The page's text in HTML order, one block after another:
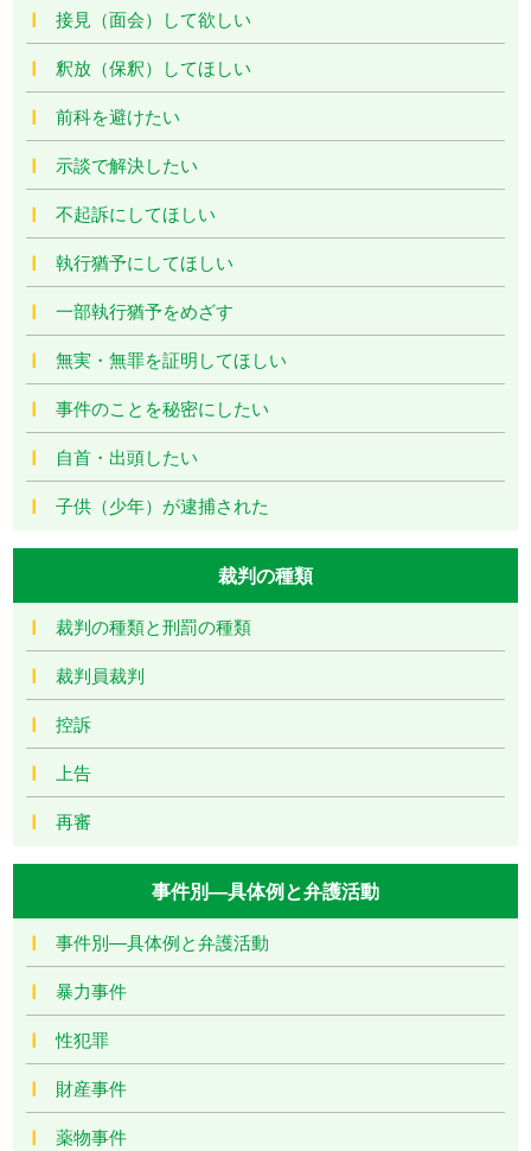
接見（面会）して欲しい
釈放（保釈）してほしい
前科を避けたい
示談で解決したい
不起訴にしてほしい
執行猶予にしてほしい
一部執行猶予をめざす
無実・無罪を証明してほしい
事件のことを秘密にしたい
自首・出頭したい
子供（少年）が逮捕された
裁判の種類
裁判の種類と刑罰の種類
裁判員裁判
控訴
上告
再審
事件別―具体例と弁護活動
事件別―具体例と弁護活動
暴力事件
性犯罪
財産事件
薬物事件